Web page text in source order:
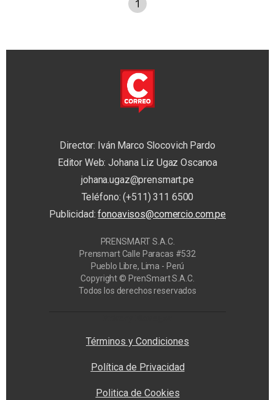
1
Director: Iván Marco Slocovich Pardo
Editor Web: Johana Liz Ugaz Oscanoa
johana.ugaz@prensmart.pe
Teléfono: (+511) 311 6500
Publicidad:fonoavisos@comercio.com.pe
PRENSMART S.A.C.
Prensmart Calle Paracas #532
Pueblo Libre, Lima - Perú
Copyright © PrenSmart S.A.C.
Todos los derechos reservados
Términos y Condiciones
Política de Privacidad
Politica de Cookies